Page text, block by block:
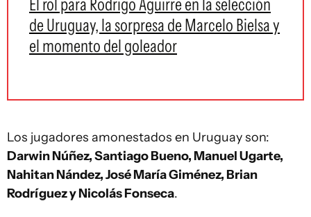
El rol para Rodrigo Aguirre en la selección
de Uruguay, la sorpresa de Marcelo Bielsa y
el momento del goleador
Los jugadores amonestados en Uruguay son:
Darwin Núñez, Santiago Bueno, Manuel Ugarte,
Nahitan Nández, José María Giménez, Brian
Rodríguez y Nicolás Fonseca.